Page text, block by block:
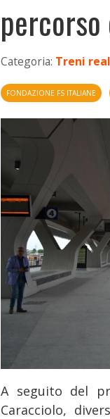
Categoria: Treni
FONDAZIONE FS ITALIANE
A seguito del
Caracciolo,